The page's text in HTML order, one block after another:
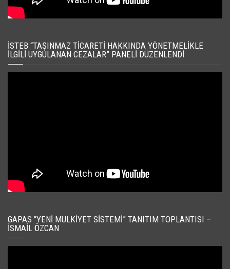
İSTEB “TAŞINMAZ TICARETI HAKKINDA YÖNETMELIKLE
İLGILI UYGULANAN CEZALAR” PANELI DÜZENLENDI
GAPAS “YENI MÜLKIYET SISTEMI” TANITIM TOPLANTISI –
İSMAIL ÖZCAN